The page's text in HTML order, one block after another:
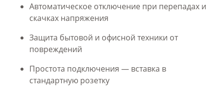
Автоматическое отключение при перепадах и
скачках напряжения
Защита бытовой и офисной техники от
повреждений
Простота подключения — вставка в
стандартную розетку